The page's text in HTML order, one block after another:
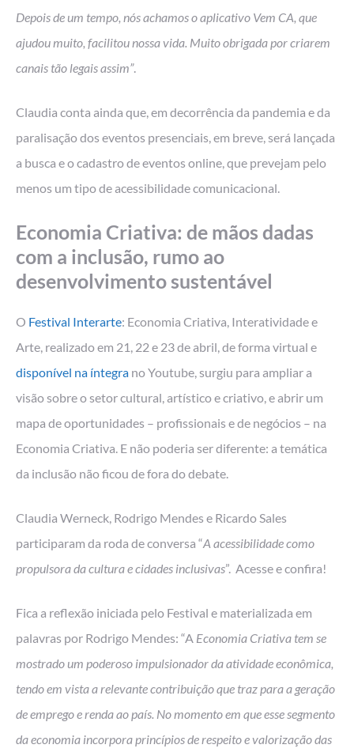
Depois de um tempo, nós achamos o aplicativo Vem CA, que
ajudou muito, facilitou nossa vida. Muito obrigada por criarem
canais tão legais assim”.
Claudia conta ainda que, em decorrência da pandemia e da
paralisação dos eventos presenciais, em breve, será lançada
a busca e o cadastro de eventos online, que prevejam pelo
menos um tipo de acessibilidade comunicacional.
Economia Criativa: de mãos dadas
com a inclusão, rumo ao
desenvolvimento sustentável
O Festival Interarte: Economia Criativa, Interatividade e
Arte, realizado em 21, 22 e 23 de abril, de forma virtual e
disponível na íntegra no Youtube, surgiu para ampliar a
visão sobre o setor cultural, artístico e criativo, e abrir um
mapa de oportunidades – profissionais e de negócios – na
Economia Criativa. E não poderia ser diferente: a temática
da inclusão não ficou de fora do debate.
Claudia Werneck, Rodrigo Mendes e Ricardo Sales
participaram da roda de conversa “A acessibilidade como
propulsora da cultura e cidades inclusivas”. Acesse e confira!
Fica a reflexão iniciada pelo Festival e materializada em
palavras por Rodrigo Mendes: “A Economia Criativa tem se
mostrado um poderoso impulsionador da atividade econômica,
tendo em vista a relevante contribuição que traz para a geração
de emprego e renda ao país. No momento em que esse segmento
da economia incorpora princípios de respeito e valorização das